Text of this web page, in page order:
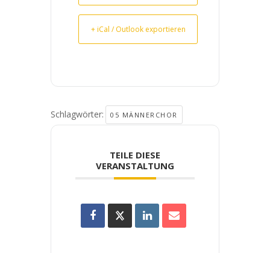
+ iCal / Outlook exportieren
Schlagwörter: 05 MÄNNERCHOR
TEILE DIESE
VERANSTALTUNG